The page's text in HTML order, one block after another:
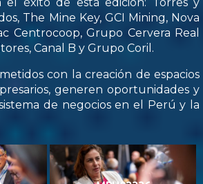
el éxito de esta edición: Torres y
The Mine Key, GCI Mining, Nova
Centrocoop, Grupo Cervera Real
Canal B y Grupo Coril.
con la creación de espacios
generen oportunidades y
de negocios en el Perú y la